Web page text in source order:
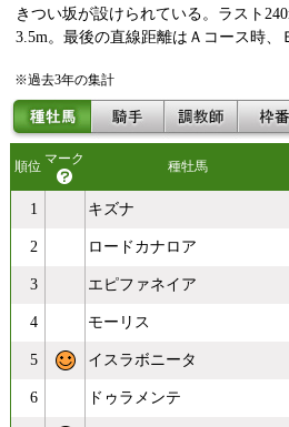
きつい坂が設けられている。ラスト
3.5m。最後の直線距離はＡコース時、
※過去3年の集計